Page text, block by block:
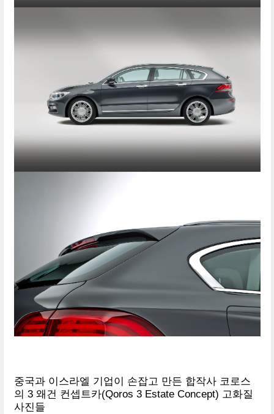
중국과 이스라엘 기업이 손잡고 만든 합작사 코로스
의 3 왜건 컨셉트카(Qoros 3 Estate Concept) 고화질
사진들